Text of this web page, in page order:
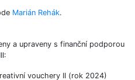
Marián Rehák.
a upraveny s finanční podporou
vouchery II (rok 2024)